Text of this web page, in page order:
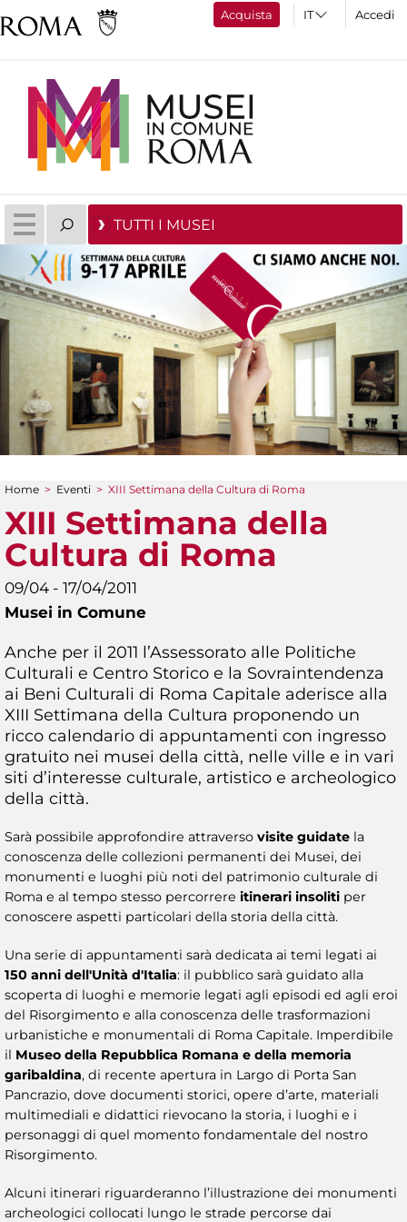
Acquista Accedi
TUTTI I MUSEI
Tu sei qui
Home > Eventi > XIII Settimana della Cultura di Roma
XIII Settimana della
Cultura di Roma
09/04 - 17/04/2011
Musei in Comune
Anche per il 2011 l’Assessorato alle Politiche
Culturali e Centro Storico e la Sovraintendenza
ai Beni Culturali di Roma Capitale aderisce alla
XIII Settimana della Cultura proponendo un
ricco calendario di appuntamenti con ingresso
gratuito nei musei della città, nelle ville e in vari
siti d’interesse culturale, artistico e archeologico
della città.
Sarà possibile approfondire attraverso visite guidate la
conoscenza delle collezioni permanenti dei Musei, dei
monumenti e luoghi più noti del patrimonio culturale di
Roma e al tempo stesso percorrere itinerari insoliti per
conoscere aspetti particolari della storia della città.
Una serie di appuntamenti sarà dedicata ai temi legati ai
150 anni dell'Unità d'Italia: il pubblico sarà guidato alla
scoperta di luoghi e memorie legati agli episodi ed agli eroi
del Risorgimento e alla conoscenza delle trasformazioni
urbanistiche e monumentali di Roma Capitale. Imperdibile
il Museo della Repubblica Romana e della memoria
garibaldina, di recente apertura in Largo di Porta San
Pancrazio, dove documenti storici, opere d’arte, materiali
multimediali e didattici rievocano la storia, i luoghi e i
personaggi di quel momento fondamentale del nostro
Risorgimento.
Alcuni itinerari riguarderanno l’illustrazione dei monumenti
archeologici collocati lungo le strade percorse dai